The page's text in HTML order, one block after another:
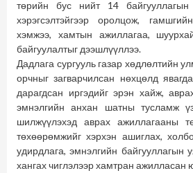
төрийн бус нийт 14
хэрэгсэлтэйгээр оролцож,
хэмжээ, хамтын ажиллагаа,
байгуулалтыг дээшлүүллээ.
Дадлага сургууль газар хөдлөлтийн
орчныг загварчилсан нөхцөлд
дарагдсан иргэдийг эрэн хайж,
эмнэлгийн анхан шатны тусламж
шилжүүлэхэд аврах ажиллагааны
төхөөрөмжийг хэрхэн ашиглах,
удирдлага, эмнэлгийн байгууллагын
хангах чиглэлээр хамтран ажилласан